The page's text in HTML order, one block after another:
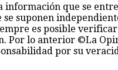
información que se
se suponen
es posible
Por lo anterior ©La
por su